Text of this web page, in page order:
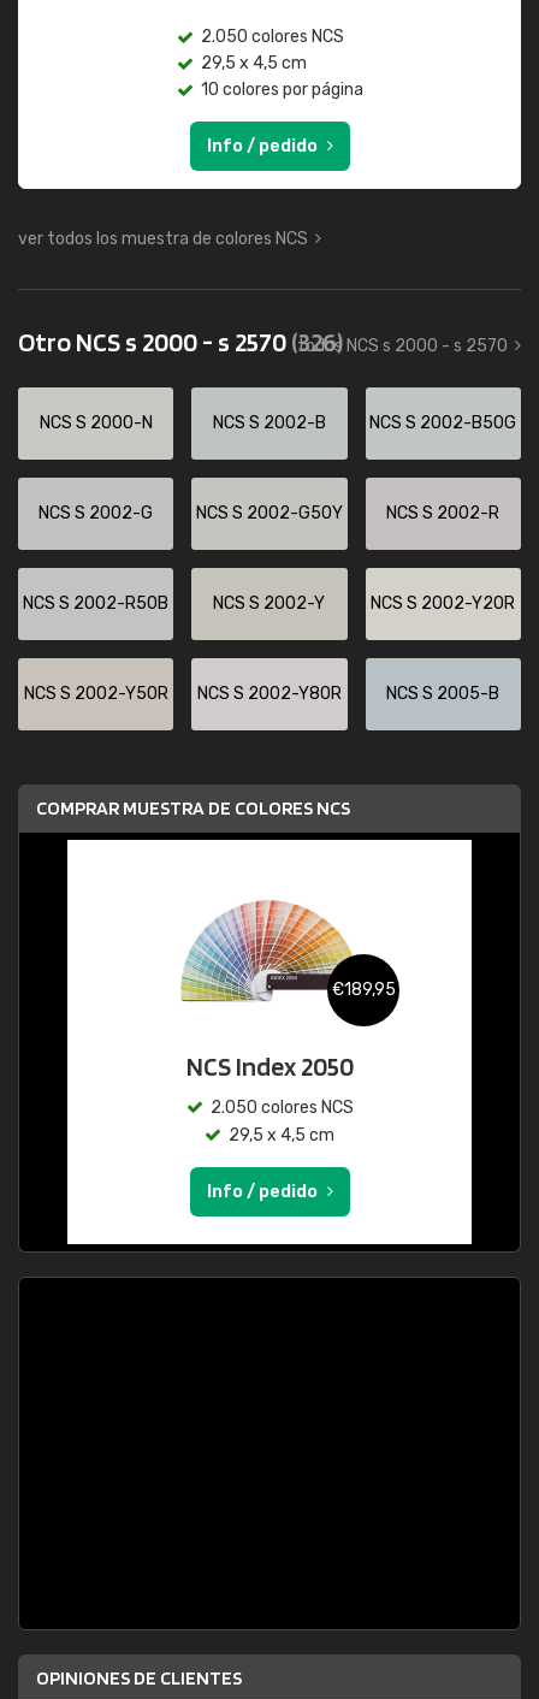
2.050 colores NCS
29,5 x 4,5 cm
10 colores por página
Info / pedido
ver todos los muestra de colores NCS
Otro NCS s 2000 - s 2570(326)
todos NCS s 2000 - s 2570
NCS S 2000-N NCS S 2002-B NCS S 2002-B50G
NCS S 2002-G NCS S 2002-G50Y NCS S 2002-R
NCS S 2002-R50B NCS S 2002-Y NCS S 2002-Y20R
NCS S 2002-Y50R NCS S 2002-Y80R NCS S 2005-B
COMPRAR MUESTRA DE COLORES NCS
€189,95
NCS Index 2050
2.050 colores NCS
29,5 x 4,5 cm
Info / pedido
OPINIONES DE CLIENTES